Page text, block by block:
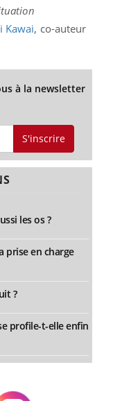
Kawai, co-auteur
à la newsletter
S'inscrire
les os ?
prise en charge
?
profile-t-elle enfin